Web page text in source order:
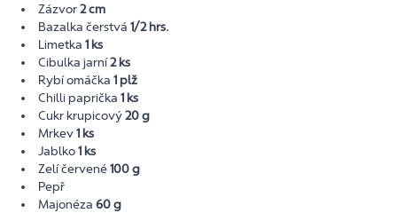
Zázvor2 cm
Bazalka čerstvá 1/2 hrs.
Limetka 1 ks
Cibulka jarní2 ks
Rybí omáčka 1 plž
Chilli paprička 1 ks
Cukr krupicový20 g
Mrkev1 ks
Jablko1 ks
Zelí červené100 g
Pepř
Majonéza 60 g